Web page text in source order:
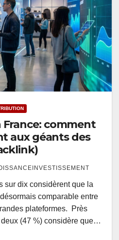
France: comment
aux géants des
sur dix considèrent que la
comparable entre
plateformes. Près
deux (47 %) considère que…